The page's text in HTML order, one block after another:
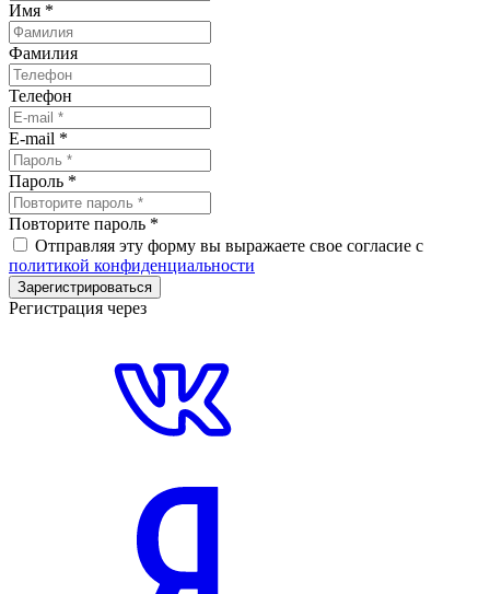
Имя *
Фамилия
Телефон
E-mail *
Пароль *
Повторите пароль *
Отправляя эту форму вы выражаете свое согласие с
политикой конфиденциальности
Зарегистрироваться
Регистрация через